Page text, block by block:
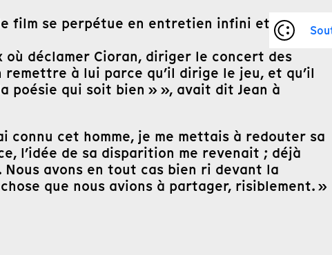
film se perpétue en entretien infini et que soit
où déclamer Cioran, diriger le concert des
à lui parce qu’il dirige le jeu, et qu’il
poésie qui soit bien » », avait dit Jean à
connu cet homme, je me mettais à redouter sa
l’idée de sa disparition me revenait ; déjà
avons en tout cas bien ri devant la
que nous avions à partager, risiblement. »